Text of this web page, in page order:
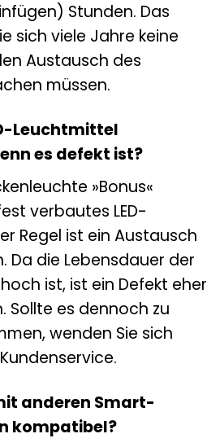
Stunden. Das
sich viele Jahre keine
Austausch des
müssen.
Leuchtmittel
es defekt ist?
»Bonus«
verbautes LED-
Regel ist ein Austausch
Da die Lebensdauer der
ist, ist ein Defekt eher
Sollte es dennoch zu
wenden Sie sich
anderen Smart-
kompatibel?